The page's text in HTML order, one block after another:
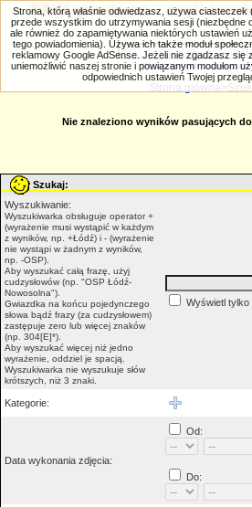
PRIV.gtlodz.eu - czyli
Wyszukiwanie
Strona główna
Nie znaleziono wyników pasujących
Szukaj:
Wyszukiwanie:
Wyszukiwarka obsługuje operator +
(wyrażenie musi wystąpić w każdym
z wyników, np. +Łódź) i - (wyrażenie
nie wystąpi w żadnym z wyników,
np. -OSP).
Aby wyszukać całą frazę, użyj
cudzysłowów (np. "OSP Łódź-
Nowosolna").
Gwiazdka na końcu pojedynczego
słowa bądź frazy (za cudzysłowem)
zastępuje zero lub więcej znaków
(np. 304[E]*).
Aby wyszukać więcej niż jedno
wyrażenie, oddziel je spacją.
Wyszukiwarka nie wyszukuje słów
krótszych, niż 3 znaki.
Wyświetl tylko
Kategorie:
Data wykonania zdjęcia:
Od:
Do:
Strona, którą właśnie odwiedzasz, używa
przede wszystkim do utrzymywania sesji (niezbędne
ale również do zapamiętywania niektórych ustawień
tego powiadomienia). Używa ich także moduł
reklamowy Google AdSense. Jeżeli nie zgadzasz
uniemożliwić naszej stronie i powiązanym modułom
odpowiednich ustawień Twojej